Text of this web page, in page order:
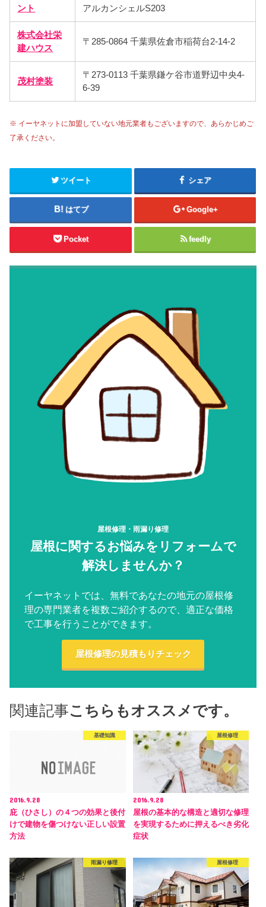
ント
アルカンシェルS203
株式会社栄
建ハウス
〒285-0864 千葉県佐倉市稲荷台2-14-2
茂村塗装
〒273-0113 千葉県鎌ケ谷市道野辺中央4-
6-39
※ イーヤネットに加盟していない地元業者もございますので、あらかじめご
了承ください。
ツイート シェア
はてブ Google+
Pocket feedly
屋根修理・雨漏り修理
屋根に関するお悩みをリフォームで
解決しませんか？
イーヤネットでは、無料であなたの地元の屋根修
理の専門業者を複数ご紹介するので、適正な価格
で工事を行うことができます。
屋根修理の見積もりチェック
関連記事こちらもオススメです。
基礎知識
2016.9.28
庇（ひさし）の４つの効果と後付
けで建物を傷つけない正しい設置
方法
屋根修理
2016.9.28
屋根の基本的な構造と適切な修理
を実現するために押えるべき劣化
症状
雨漏り修理 屋根修理